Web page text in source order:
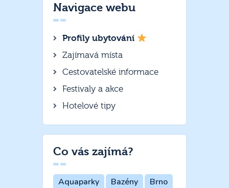
Navigace webu
Profily ubytování
Zajímavá místa
Cestovatelské informace
Festivaly a akce
Hotelové tipy
Co vás zajímá?
Aquaparky Bazény
Brno